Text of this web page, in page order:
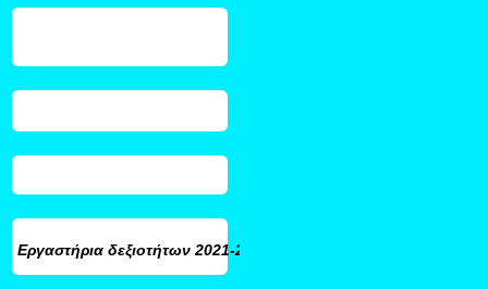
Εργαστήρια δεξιοτήτων 2021-2022